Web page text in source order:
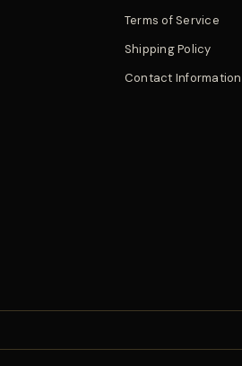
Terms of Service
Shipping Policy
Contact Information